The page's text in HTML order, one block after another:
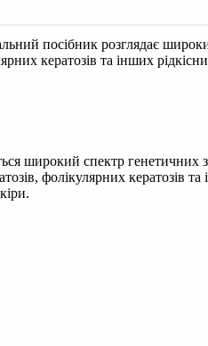
посібник розглядає
кератозів та інших
широкий спектр генетичних
фолікулярних кератозів